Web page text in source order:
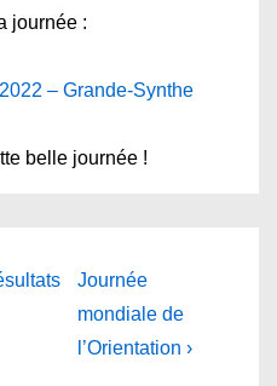
journée :
– Grande-Synthe
belle journée !
Next
Post
is
Journée
mondiale de
l’Orientation ›